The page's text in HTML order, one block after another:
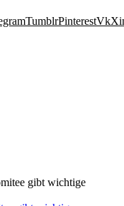
TumblrPinterestVk